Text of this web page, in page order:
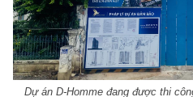
Dự án D-Homme đang được thi